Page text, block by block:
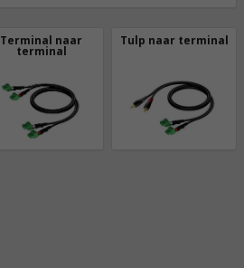
Terminal naar
terminal
Tulp naar terminal